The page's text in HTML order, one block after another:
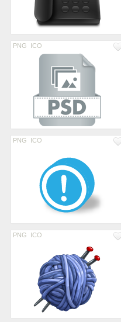
PNG ICO
PNG ICO
PNG ICO